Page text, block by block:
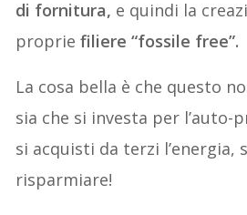
di fornitura, e quindi la
proprie filiere “fossile free”.
La cosa bella è che questo
sia che si investa per l’auto-
si acquisti da terzi l’energia,
risparmiare!